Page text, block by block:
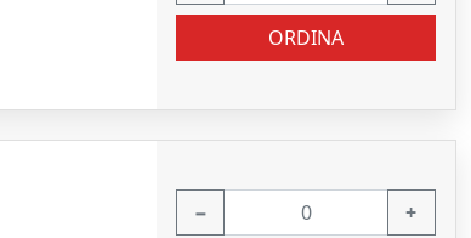
ORDINA
− +